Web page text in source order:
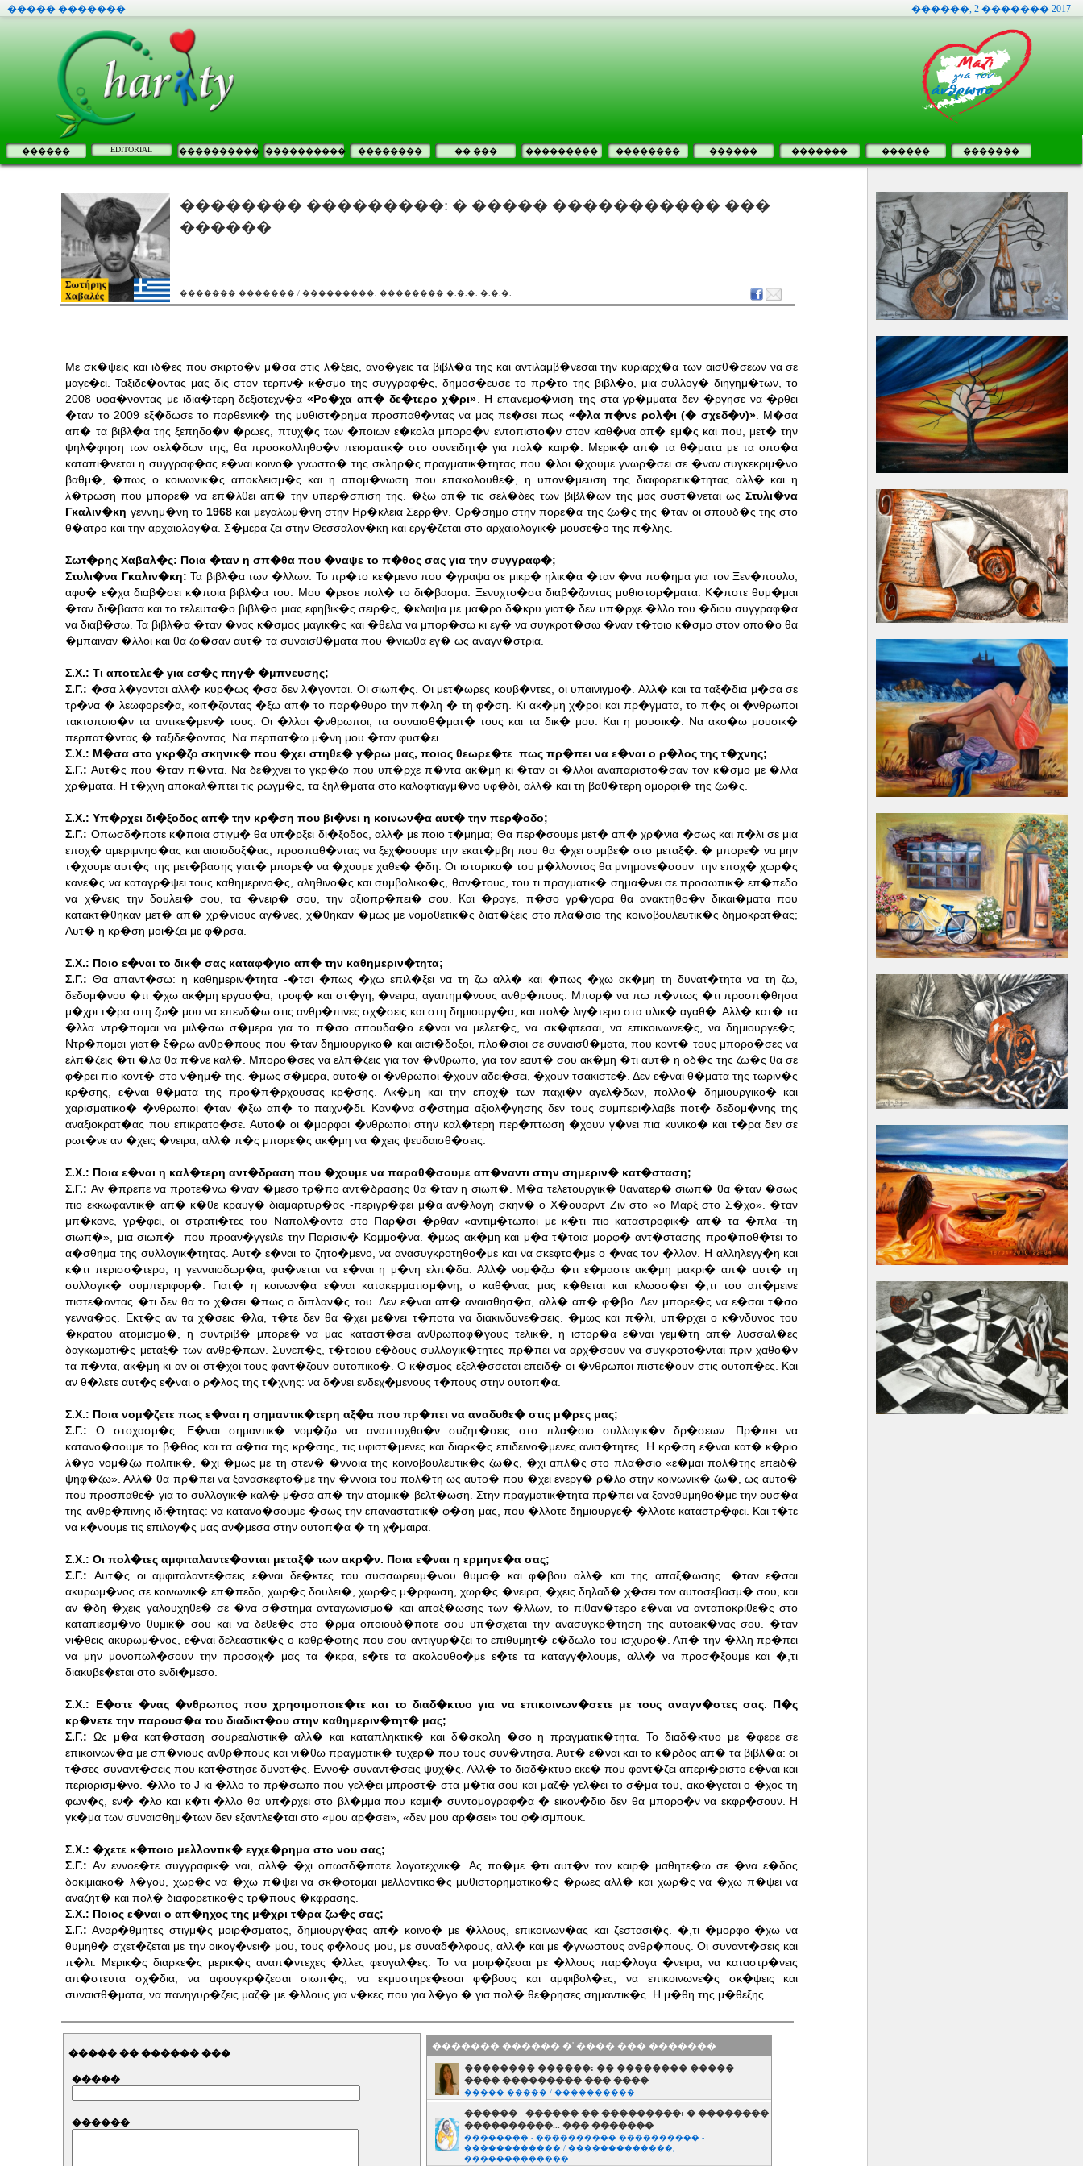
����� ������� ������, 2 ������� 2017
������ EDITORIAL ���������� ���������� �������� �� ��� ��������� �������� ������ ������� ������ �������
�������� ���������: � ����� ����������� ���
������
������� ������� / ���������, �������� �.�.�. �.�.�.
Με σκ�ψεις και ιδ�ες που σκιρτο�ν μ�σα στις λ�ξεις, ανο�γεις τα βιβλ�α της και αντιλαμβ�νεσαι την κυριαρχ�α των αισθ�σεων να σε
μαγε�ει. Ταξιδε�οντας μας δις στον τερπν� κ�σμο της συγγραφ�ς, δημοσ�ευσε το πρ�το της βιβλ�ο, μια συλλογ� διηγημ�των, το
2008 υφα�νοντας με ιδια�τερη δεξιοτεχν�α«Ρο�χα απ� δε�τερο χ�ρι» . Η επανεμφ�νιση της στα γρ�μματα δεν �ργησε να �ρθει
�ταν το 2009 εξ�δωσε το παρθενικ� της μυθιστ�ρημα προσπαθ�ντας να μας πε�σει πως «�λα π�νε ρολ�ι (� σχεδ�ν)». Μ�σα
απ� τα βιβλ�α της ξεπηδο�ν �ρωες, πτυχ�ς των �ποιων ε�κολα μπορο�ν εντοπιστο�ν στον καθ�να απ� εμ�ς και που, μετ� την
ψηλ�φηση των σελ�δων της, θα προσκολληθο�ν πεισματικ� στο συνειδητ� για πολ� καιρ�. Μερικ� απ� τα θ�ματα με τα οπο�α
καταπι�νεται η συγγραφ�ας ε�ναι κοινο� γνωστο� της σκληρ�ς πραγματικ�τητας που �λοι �χουμε γνωρ�σει σε �ναν συγκεκριμ�νο
βαθμ�, �πως ο κοινωνικ�ς αποκλεισμ�ς και η απομ�νωση που επακολουθε�, η υπον�μευση της διαφορετικ�τητας αλλ� και η
λ�τρωση που μπορε� να επ�λθει απ� την υπερ�σπιση της. �ξω απ� τις σελ�δες των βιβλ�ων της μας συστ�νεται ωςΣτυλι�να
Γκαλιν�κη γεννημ�νη το 1968 και μεγαλωμ�νη στην Ηρ�κλεια Σερρ�ν. Ορ�σημο στην πορε�α της ζω�ς της �ταν οι σπουδ�ς της στο
θ�ατρο και την αρχαιολογ�α. Σ�μερα ζει στην Θεσσαλον�κη και εργ�ζεται στο αρχαιολογικ� μουσε�ο της π�λης.
Σωτ�ρης Χαβαλ�ς: Ποια �ταν η σπ�θα που �ναψε το π�θος σας για την συγγραφ�;
Στυλι�να Γκαλιν�κη:Τα βιβλ�α των �λλων. Το πρ�το κε�μενο που �γραψα σε μικρ� ηλικ�α �ταν �να πο�ημα για τον Ξεν�πουλο,
αφο� ε�χα διαβ�σει κ�ποια βιβλ�α του. Μου �ρεσε πολ� το δι�βασμα. Ξενυχτο�σα διαβ�ζοντας μυθιστορ�ματα. Κ�ποτε θυμ�μαι
�ταν δι�βασα και το τελευτα�ο βιβλ�ο μιας εφηβικ�ς σειρ�ς, �κλαψα με μα�ρο δ�κρυ γιατ� δεν υπ�ρχε �λλο του �διου συγγραφ�α
να διαβ�σω. Τα βιβλ�α �ταν �νας κ�σμος μαγικ�ς και �θελα να μπορ�σω κι εγ� να συγκροτ�σω �ναν τ�τοιο κ�σμο στον οπο�ο θα
�μπαιναν �λλοι και θα ζο�σαν αυτ� τα συναισθ�ματα που �νιωθα εγ� ως αναγν�στρια.
Σ.Χ.: Τι αποτελε� για εσ�ς πηγ� �μπνευσης;
Σ.Γ.: �σα λ�γονται αλλ� κυρ�ως �σα δεν λ�γονται. Οι σιωπ�ς. Οι μετ�ωρες κουβ�ντες, οι υπαινιγμο�. Αλλ� και τα ταξ�δια μ�σα σε
τρ�να � λεωφορε�α, κοιτ�ζοντας �ξω απ� το παρ�θυρο την π�λη � τη φ�ση. Κι ακ�μη χ�ροι και πρ�γματα, το π�ς οι �νθρωποι
τακτοποιο�ν τα αντικε�μεν� τους. Οι �λλοι �νθρωποι, τα συναισθ�ματ� τους και τα δικ� μου. Και η μουσικ�. Να ακο�ω μουσικ�
περπατ�ντας � ταξιδε�οντας. Να περπατ�ω μ�νη μου �ταν φυσ�ει.
Σ.Χ.: Μ�σα στο γκρ�ζο σκηνικ� που �χει στηθε� γ�ρω μας, ποιος θεωρε�τε πως πρ�πει να ε�ναι ο ρ�λος της τ�χνης;
Σ.Γ.:Αυτ�ς που �ταν π�ντα. Να δε�χνει το γκρ�ζο που υπ�ρχε π�ντα ακ�μη κι �ταν οι �λλοι αναπαριστο�σαν τον κ�σμο με �λλα
χρ�ματα. Η τ�χνη αποκαλ�πτει τις ρωγμ�ς, τα ξηλ�ματα στο καλοφτιαγμ�νο υφ�δι, αλλ� και τη βαθ�τερη ομορφι� της ζω�ς.
Σ.Χ.: Υπ�ρχει δι�ξοδος απ� την κρ�ση που βι�νει η κοινων�α αυτ� την περ�οδο;
Σ.Γ.: Οπωσδ�ποτε κ�ποια στιγμ� θα υπ�ρξει δι�ξοδος, αλλ� με ποιο τ�μημα; Θα περ�σουμε μετ� απ� χρ�νια �σως και π�λι σε μια
εποχ� αμεριμνησ�ας και αισιοδοξ�ας, προσπαθ�ντας να ξεχ�σουμε την εκατ�μβη που θα �χει συμβε� στο μεταξ�. � μπορε� να μην
τ�χουμε αυτ�ς της μετ�βασης γιατ� μπορε� να �χουμε χαθε� �δη. Οι ιστορικο� του μ�λλοντος θα μνημονε�σουν την εποχ� χωρ�ς
κανε�ς να καταγρ�ψει τους καθημερινο�ς, αληθινο�ς και συμβολικο�ς, θαν�τους, του τι πραγματικ� σημα�νει σε προσωπικ� επ�πεδο
να χ�νεις την δουλει� σου, τα �νειρ� σου, την αξιοπρ�πει� σου. Και �ραγε, π�σο γρ�γορα θα ανακτηθο�ν δικαι�ματα που
κατακτ�θηκαν μετ� απ� χρ�νιους αγ�νες, χ�θηκαν �μως με νομοθετικ�ς διατ�ξεις στο πλα�σιο της κοινοβουλευτικ�ς δημοκρατ�ας;
Αυτ� η κρ�ση μοι�ζει με φ�ρσα.
Σ.Χ.: Ποιο ε�ναι το δικ� σας καταφ�γιο απ� την καθημεριν�τητα;
Σ.Γ.: Θα απαντ�σω: η καθημεριν�τητα -�τσι �πως �χω επιλ�ξει να τη ζω αλλ� και �πως �χω ακ�μη τη δυνατ�τητα να τη ζω,
δεδομ�νου �τι �χω ακ�μη εργασ�α, τροφ� και στ�γη, �νειρα, αγαπημ�νους ανθρ�πους. Μπορ� να πω π�ντως �τι προσπ�θησα
μ�χρι τ�ρα στη ζω� μου να επενδ�ω στις ανθρ�πινες σχ�σεις και στη δημιουργ�α, και πολ� λιγ�τερο στα υλικ� αγαθ�. Αλλ� κατ� τα
�λλα ντρ�πομαι να μιλ�σω σ�μερα για το π�σο σπουδα�ο ε�ναι να μελετ�ς, να σκ�φτεσαι, να επικοινωνε�ς, να δημιουργε�ς.
Ντρ�πομαι γιατ� ξ�ρω ανθρ�πους που �ταν δημιουργικο� και αισι�δοξοι, πλο�σιοι σε συναισθ�ματα, που κοντ� τους μπορο�σες να
ελπ�ζεις �τι �λα θα π�νε καλ�. Μπορο�σες να ελπ�ζεις για τον �νθρωπο, για τον εαυτ� σου ακ�μη �τι αυτ� η οδ�ς της ζω�ς θα σε
φ�ρει πιο κοντ� στο ν�ημ� της. �μως σ�μερα, αυτο� οι �νθρωποι �χουν αδει�σει, �χουν τσακιστε�. Δεν ε�ναι θ�ματα της τωριν�ς
κρ�σης, ε�ναι θ�ματα της προ�π�ρχουσας κρ�σης. Ακ�μη και την εποχ� των παχι�ν αγελ�δων, πολλο� δημιουργικο� και
χαρισματικο� �νθρωποι �ταν �ξω απ� το παιχν�δι. Καν�να σ�στημα αξιολ�γησης δεν τους συμπερι�λαβε ποτ� δεδομ�νης της
αναξιοκρατ�ας που επικρατο�σε. Αυτο� οι �μορφοι �νθρωποι στην καλ�τερη περ�πτωση �χουν γ�νει πια κυνικο� και τ�ρα δεν σε
ρωτ�νε αν �χεις �νειρα, αλλ� π�ς μπορε�ς ακ�μη να �χεις ψευδαισθ�σεις.
Σ.Χ.: Ποια ε�ναι η καλ�τερη αντ�δραση που �χουμε να παραθ�σουμε απ�ναντι στην σημεριν� κατ�σταση;
Σ.Γ.: Αν �πρεπε να προτε�νω �ναν �μεσο τρ�πο αντ�δρασης θα �ταν η σιωπ�. Μ�α τελετουργικ� θανατερ� σιωπ� θα �ταν �σως
πιο εκκωφαντικ� απ� κ�θε κραυγ� διαμαρτυρ�ας -περιγρ�φει μ�α αν�λογη σκην� ο Χ�ουαρντ Ζιν στο «ο Μαρξ στο Σ�χο». �ταν
μπ�κανε, γρ�φει, οι στρατι�τες του Ναπολ�οντα στο Παρ�σι �ρθαν «αντιμ�τωποι με κ�τι πιο καταστροφικ� απ� τα �πλα -τη
σιωπ�», μια σιωπ� που προαν�γγειλε την Παρισιν� Κομμο�να. �μως ακ�μη και μ�α τ�τοια μορφ� αντ�στασης προ�ποθ�τει το
α�σθημα της συλλογικ�τητας. Αυτ� ε�ναι το ζητο�μενο, να ανασυγκροτηθο�με και να σκεφτο�με ο �νας τον �λλον. Η αλληλεγγ�η και
κ�τι περισσ�τερο, η γενναιοδωρ�α, φα�νεται να ε�ναι η μ�νη ελπ�δα. Αλλ� νομ�ζω �τι ε�μαστε ακ�μη μακρι� απ� αυτ� τη
συλλογικ� συμπεριφορ�. Γιατ� η κοινων�α ε�ναι κατακερματισμ�νη, ο καθ�νας μας κ�θεται και κλωσσ�ει �,τι του απ�μεινε
πιστε�οντας �τι δεν θα το χ�σει �πως ο διπλαν�ς του. Δεν ε�ναι απ� αναισθησ�α, αλλ� απ� φ�βο. Δεν μπορε�ς να ε�σαι τ�σο
γεννα�ος. Εκτ�ς αν τα χ�σεις �λα, τ�τε δεν θα �χει με�νει τ�ποτα να διακινδυνε�σεις. �μως και π�λι, υπ�ρχει ο κ�νδυνος του
�κρατου ατομισμο�, η συντριβ� μπορε� να μας καταστ�σει ανθρωποφ�γους τελικ�, η ιστορ�α ε�ναι γεμ�τη απ� λυσσαλ�ες
δαγκωματι�ς μεταξ� των ανθρ�πων. Συνεπ�ς, τ�τοιου ε�δους συλλογικ�τητες πρ�πει να αρχ�σουν να συγκροτο�νται πριν χαθο�ν
τα π�ντα, ακ�μη κι αν οι στ�χοι τους φαντ�ζουν ουτοπικο�. Ο κ�σμος εξελ�σσεται επειδ� οι �νθρωποι πιστε�ουν στις ουτοπ�ες. Και
αν θ�λετε αυτ�ς ε�ναι ο ρ�λος της τ�χνης: να δ�νει ενδεχ�μενους τ�πους στην ουτοπ�α.
Σ.Χ.: Ποια νομ�ζετε πως ε�ναι η σημαντικ�τερη αξ�α που πρ�πει να αναδυθε� στις μ�ρες μας;
Σ.Γ.: Ο στοχασμ�ς. Ε�ναι σημαντικ� νομ�ζω να αναπτυχθο�ν συζητ�σεις στο πλα�σιο συλλογικ�ν δρ�σεων. Πρ�πει να
κατανο�σουμε το β�θος και τα α�τια της κρ�σης, τις υφιστ�μενες και διαρκ�ς επιδεινο�μενες ανισ�τητες. Η κρ�ση ε�ναι κατ� κ�ριο
λ�γο νομ�ζω πολιτικ�, �χι �μως με τη στεν� �ννοια της κοινοβουλευτικ�ς ζω�ς, �χι απλ�ς στο πλα�σιο «ε�μαι πολ�της επειδ�
ψηφ�ζω». Αλλ� θα πρ�πει να ξανασκεφτο�με την �ννοια του πολ�τη ως αυτο� που �χει ενεργ� ρ�λο στην κοινωνικ� ζω�, ως αυτο�
που προσπαθε� για το συλλογικ� καλ� μ�σα απ� την ατομικ� βελτ�ωση. Στην πραγματικ�τητα πρ�πει να ξαναθυμηθο�με την ουσ�α
της ανθρ�πινης ιδι�τητας: να κατανο�σουμε �σως την επαναστατικ� φ�ση μας, που �λλοτε δημιουργε� �λλοτε καταστρ�φει. Και τ�τε
να κ�νουμε τις επιλογ�ς μας αν�μεσα στην ουτοπ�α � τη χ�μαιρα.
Σ.Χ.: Οι πολ�τες αμφιταλαντε�ονται μεταξ� των ακρ�ν. Ποια ε�ναι η ερμηνε�α σας;
Σ.Γ.:Αυτ�ς οι αμφιταλαντε�σεις ε�ναι δε�κτες του συσσωρευμ�νου θυμο� και φ�βου αλλ� και της απαξ�ωσης. �ταν ε�σαι
ακυρωμ�νος σε κοινωνικ� επ�πεδο, χωρ�ς δουλει�, χωρ�ς μ�ρφωση, χωρ�ς �νειρα, �χεις δηλαδ� χ�σει τον αυτοσεβασμ� σου, και
αν �δη �χεις γαλουχηθε� σε �να σ�στημα ανταγωνισμο� και απαξ�ωσης των �λλων, το πιθαν�τερο ε�ναι να ανταποκριθε�ς στο
καταπιεσμ�νο θυμικ� σου και να δεθε�ς στο �ρμα οποιουδ�ποτε σου υπ�σχεται την ανασυγκρ�τηση της αυτοεικ�νας σου. �ταν
νι�θεις ακυρωμ�νος, ε�ναι δελεαστικ�ς ο καθρ�φτης που σου αντιγυρ�ζει το επιθυμητ� ε�δωλο του ισχυρο�. Απ� την �λλη πρ�πει
να μην μονοπωλ�σουν την προσοχ� μας τα �κρα, ε�τε τα ακολουθο�με ε�τε τα καταγγ�λουμε, αλλ� να προσ�ξουμε και �,τι
διακυβε�εται στο ενδι�μεσο.
Σ.Χ.: Ε�στε �νας �νθρωπος που χρησιμοποιε�τε και το διαδ�κτυο για να επικοινων�σετε με τους αναγν�στες σας. Π�ς
κρ�νετε την παρουσ�α του διαδικτ�ου στην καθημεριν�τητ� μας;
Σ.Γ.:Ως μ�α κατ�σταση σουρεαλιστικ� αλλ� και καταπληκτικ� και δ�σκολη �σο η πραγματικ�τητα. Το διαδ�κτυο με �φερε σε
επικοινων�α με σπ�νιους ανθρ�πους και νι�θω πραγματικ� τυχερ� που τους συν�ντησα. Αυτ� ε�ναι και το κ�ρδος απ� τα βιβλ�α: οι
τ�σες συναντ�σεις που κατ�στησε δυνατ�ς. Εννο� συναντ�σεις ψυχ�ς. Αλλ� το διαδ�κτυο εκε� που φαντ�ζει απερι�ριστο ε�ναι και
περιορισμ�νο. �λλο το J κι �λλο το πρ�σωπο που γελ�ει μπροστ� στα μ�τια σου και μαζ� γελ�ει το σ�μα του, ακο�γεται ο �χος τη
φων�ς, εν� �λο και κ�τι �λλο θα υπ�ρχει στο βλ�μμα που καμι� συντομογραφ�α � εικον�διο δεν θα μπορο�ν να εκφρ�σουν. Η
γκ�μα των συναισθημ�των δεν εξαντλε�ται στο «μου αρ�σει», «δεν μου αρ�σει» του φ�ισμπουκ.
Σ.Χ.: �χετε κ�ποιο μελλοντικ� εγχε�ρημα στο νου σας;
Σ.Γ.:Αν εννοε�τε συγγραφικ� ναι, αλλ� �χι οπωσδ�ποτε λογοτεχνικ�. Ας πο�με �τι αυτ�ν τον καιρ� μαθητε�ω σε �να ε�δος
δοκιμιακο� λ�γου, χωρ�ς να �χω π�ψει να σκ�φτομαι μελλοντικο�ς μυθιστορηματικο�ς �ρωες αλλ� και χωρ�ς να �χω π�ψει να
αναζητ� και πολ� διαφορετικο�ς τρ�πους �κφρασης.
Σ.Χ.: Ποιος ε�ναι ο απ�ηχος της μ�χρι τ�ρα ζω�ς σας;
Σ.Γ.: Αναρ�θμητες στιγμ�ς μοιρ�σματος, δημιουργ�ας απ� κοινο� με �λλους, επικοινων�ας και ζεστασι�ς. �,τι �μορφο �χω να
θυμηθ� σχετ�ζεται με την οικογ�νει� μου, τους φ�λους μου, με συναδ�λφους, αλλ� και με �γνωστους ανθρ�πους. Οι συναντ�σεις και
π�λι. Μερικ�ς διαρκε�ς μερικ�ς αναπ�ντεχες �λλες φευγαλ�ες. Το να μοιρ�ζεσαι με �λλους παρ�λογα �νειρα, να καταστρ�νεις
απ�στευτα σχ�δια, να αφουγκρ�ζεσαι σιωπ�ς, να εκμυστηρε�εσαι φ�βους και αμφιβολ�ες, να επικοινωνε�ς σκ�ψεις και
συναισθ�ματα, να πανηγυρ�ζεις μαζ� με �λλους για ν�κες που για λ�γο � για πολ� θε�ρησες σημαντικ�ς. Η μ�θη της μ�θεξης.
����� �� ������ ���
�����
������
������� ������ �' ���� ��� �������
�������� ������: �� �������� �����
���� ��������� ��� ����
����� ����� / ����������
������ - ������ �� ���������: � ��������
����������... ��� �������
�������� - ���������� ���������� -
������������ / �������������,
�������������